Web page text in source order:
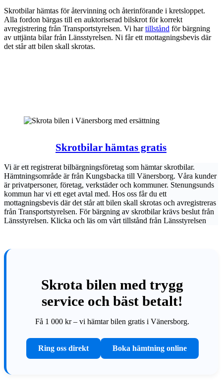
Skrotbilar hämtas för återvinning och återinförande i kretsloppet.
Alla fordon bärgas till en auktoriserad bilskrot för korrekt
avregistrering från Transportstyrelsen. Vi hartillstånd för bärgning
av uttjänta bilar från Länsstyrelsen. Ni får ett mottagningsbevis där
det står att bilen skall skrotas.
Skrotbilar hämtas gratis
Vi är ett registrerat bilbärgningsföretag som hämtar skrotbilar.
Hämtningsområde är från Kungsbacka till Vänersborg. Våra kunder
är privatpersoner, företag, verkstäder och kommuner. Stenungsunds
kommun har vi ett eget avtal med. Hos oss får du ett
mottagningsbevis där det står att bilen skall skrotas och avregistreras
från Transportstyrelsen. För bärgning av skrotbilar krävs beslut från
Länsstyrelsen. Klicka och läs om vårt tillstånd från Länsstyrelsen
Skrota bilen med trygg
service och bäst betalt!
Få 1 000 kr – vi hämtar bilen gratis i Vänersborg.
Ring oss direkt Boka hämtning online